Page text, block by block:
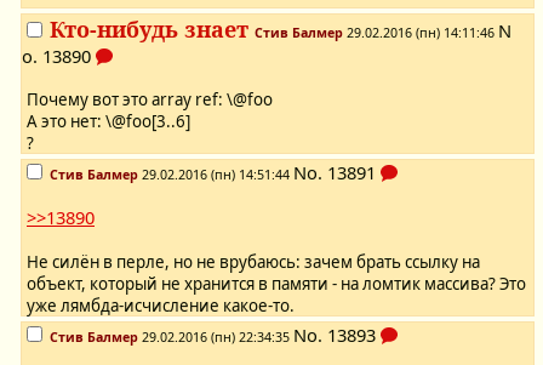
Кто-нибудь знает Стив Балмер 29.02.2016 (пн) 14:11:46 N
o. 13890
Почему вот это array ref: \@foo
А это нет: \@foo[3..6]
?
Стив Балмер 29.02.2016 (пн) 14:51:44 No. 13891
>>13890
Не силён в перле, но не врубаюсь: зачем брать ссылку на
объект, который не хранится в памяти - на ломтик массива? Это
уже лямбда-исчисление какое-то.
Стив Балмер 29.02.2016 (пн) 22:34:35 No. 13893